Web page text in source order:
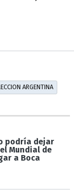
ARGENTINA
podría dejar
Mundial de
a Boca